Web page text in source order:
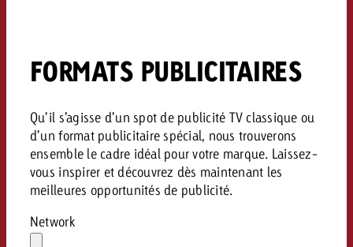
FORMATS PUBLICITAIRES
Qu’il s’agisse d’un spot de publicité TV classique ou
d’un format publicitaire spécial, nous trouverons
ensemble le cadre idéal pour votre marque. Laissez-
vous inspirer et découvrez dès maintenant les
meilleures opportunités de publicité.
Network